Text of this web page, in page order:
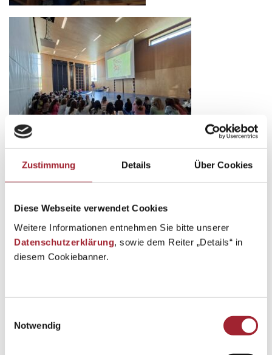
Zustimmung Details Über Cookies
Diese Webseite verwendet Cookies
Weitere Informationen entnehmen Sie bitte unserer
Datenschutzerklärung, sowie dem Reiter „Details“ in
diesem Cookiebanner.
Notwendig